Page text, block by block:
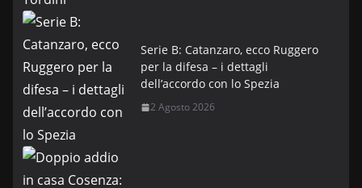
Serie B: Catanzaro, ecco Ruggero
per la difesa – i dettagli
dell’accordo con lo Spezia
2 Agosto 2026